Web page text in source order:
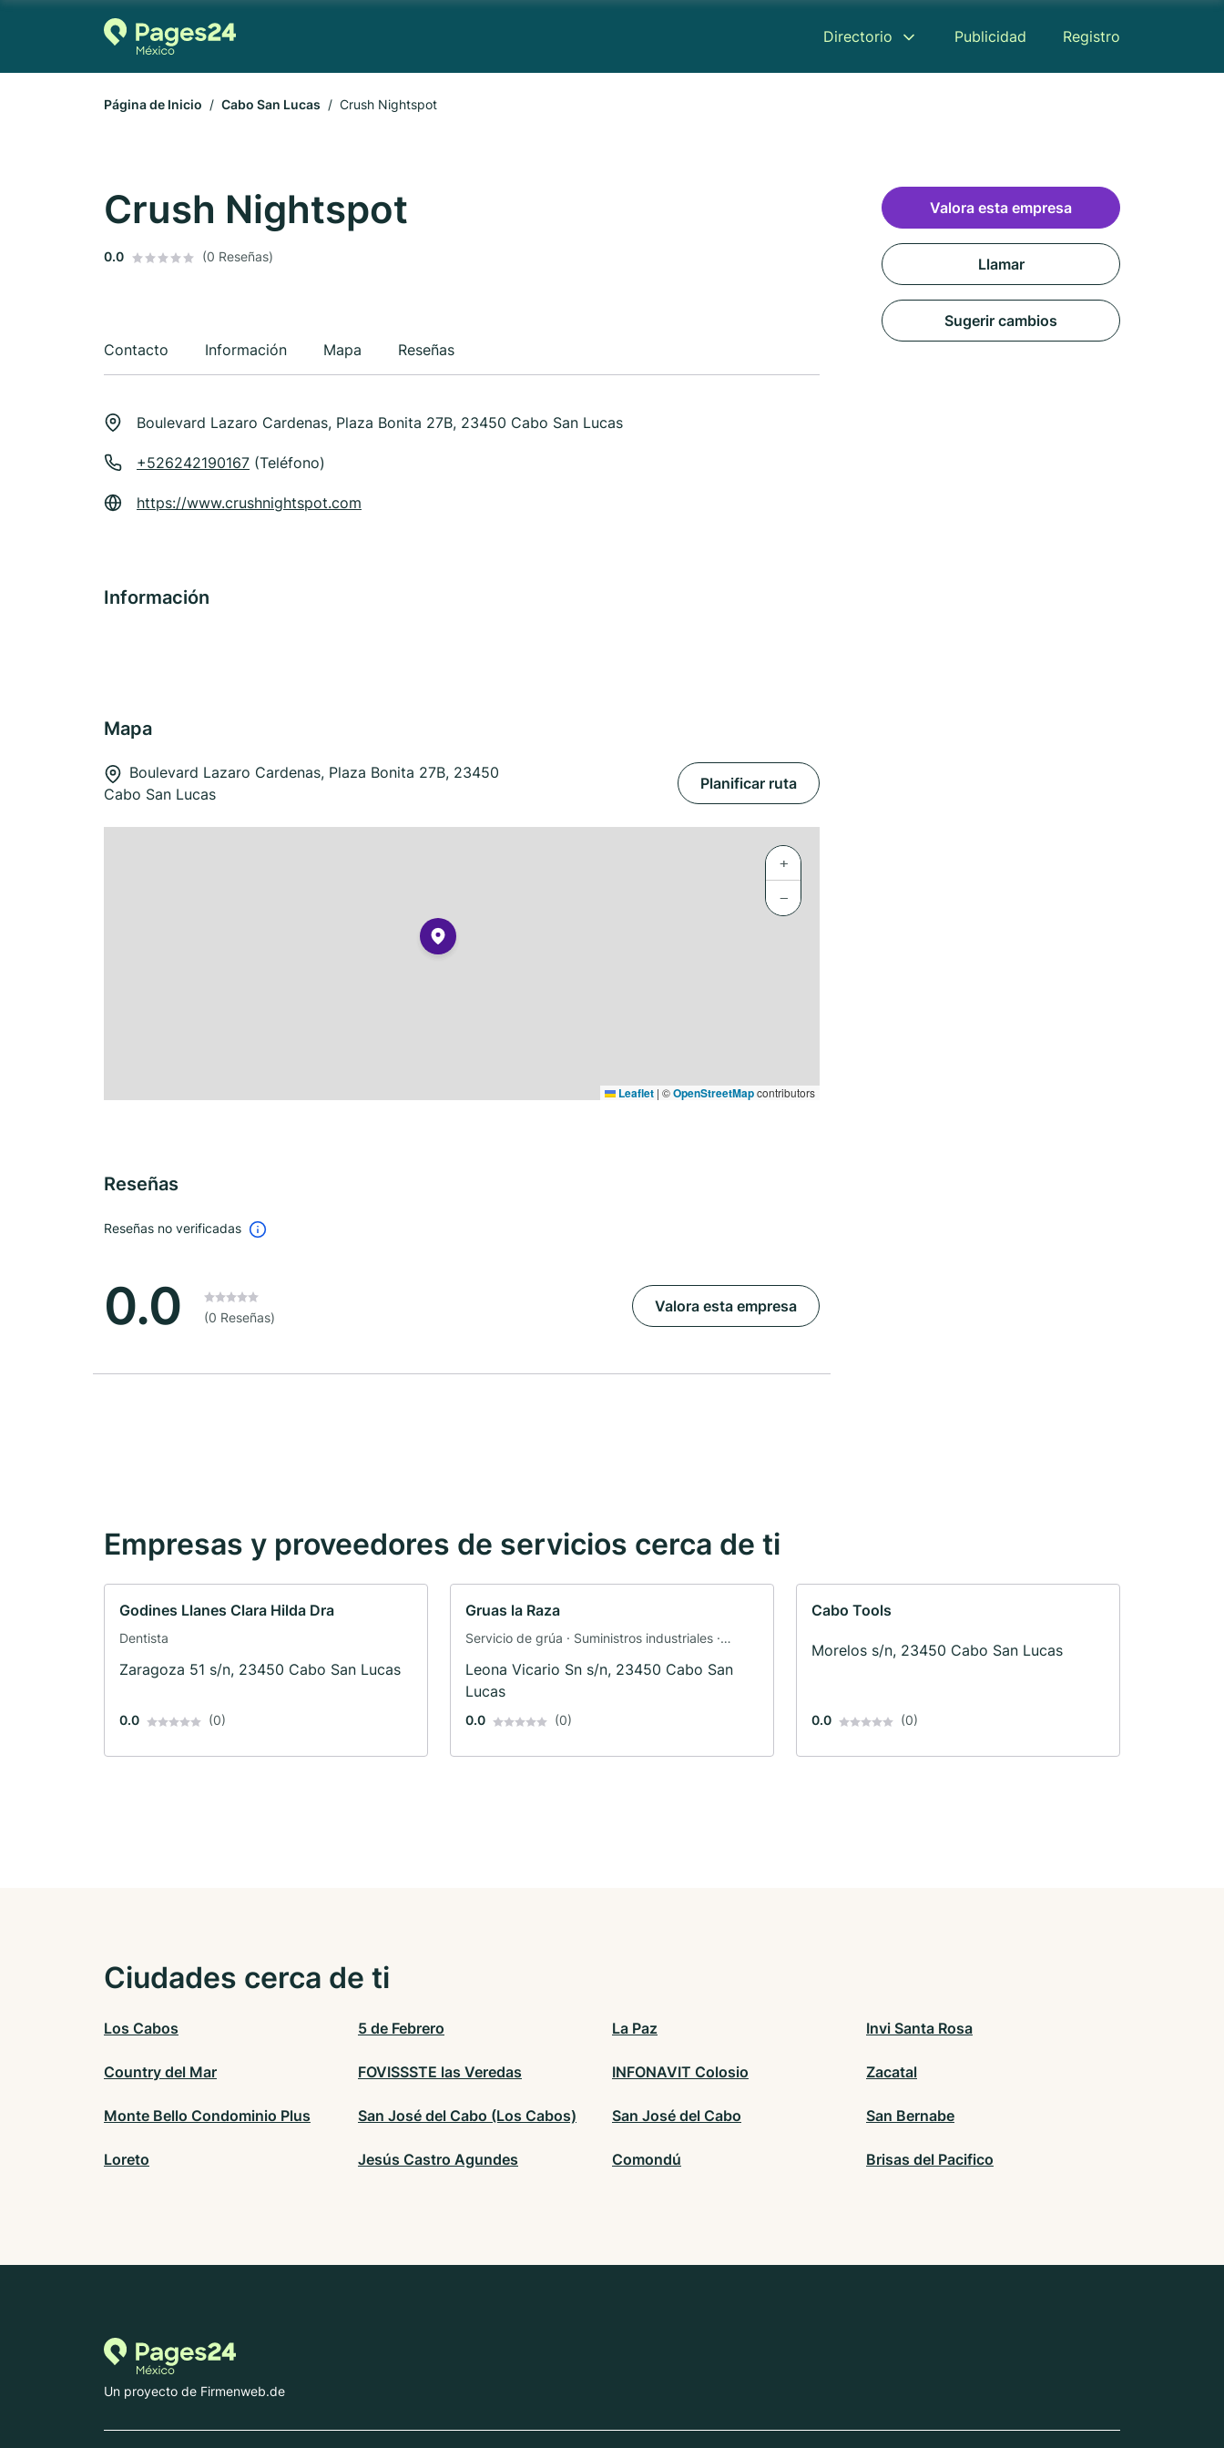
Directorio Publicidad Registro
Página de Inicio Cabo San Lucas Crush Nightspot
Crush Nightspot
0.0 (0 Reseñas)
Contacto Información Mapa Reseñas
Boulevard Lazaro Cardenas, Plaza Bonita 27B, 23450 Cabo San Lucas
+526242190167 (Teléfono)
https://www.crushnightspot.com
Información
Mapa
Boulevard Lazaro Cardenas, Plaza Bonita 27B, 23450
Cabo San Lucas
Planificar ruta
+
−
Leaflet | ©OpenStreetMapcontributors
Reseñas
Reseñas no verificadas
0.0 (0 Reseñas)
Valora esta empresa
Valora esta empresa
Llamar
Sugerir cambios
Empresas y proveedores de servicios cerca de ti
Godines Llanes Clara Hilda Dra
Dentista
Zaragoza 51 s/n, 23450 Cabo San Lucas
0.0 (0)
Gruas la Raza
Servicio de grúa · Suministros industriales ·
Leona Vicario Sn s/n, 23450 Cabo San
Lucas
0.0 (0)
Cabo Tools
Morelos s/n, 23450 Cabo San Lucas
0.0 (0)
Ciudades cerca de ti
Los Cabos 5 de Febrero La Paz Invi Santa Rosa
Country del Mar FOVISSSTE las Veredas INFONAVIT Colosio Zacatal
Monte Bello Condominio Plus San José del Cabo (Los Cabos) San José del Cabo San Bernabe
Loreto Jesús Castro Agundes Comondú Brisas del Pacifico
Un proyecto de Firmenweb.de